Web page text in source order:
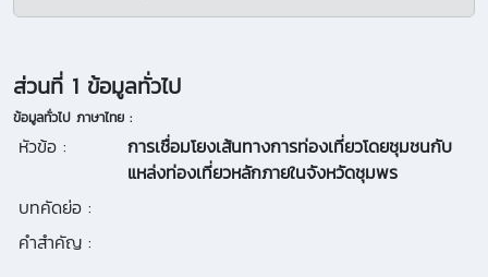
ส่วนที่ 1 ข้อมูลทั่วไป
ข้อมูลทั่วไป ภาษาไทย :
หัวข้อ :
การเชื่อมโยงเส้นทางการท่องเที่ยวโดยชุมชนกับ
แหล่งท่องเที่ยวหลักภายในจังหวัดชุมพร
บทคัดย่อ :
คำสำคัญ :